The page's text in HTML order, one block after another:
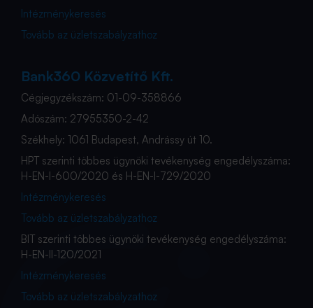
Intézménykeresés
Tovább az üzletszabályzathoz
Bank360 Közvetítő Kft.
Cégjegyzékszám: 01-09-358866
Adószám: 27955350-2-42
Székhely: 1061 Budapest, Andrássy út 10.
HPT szerinti többes ügynöki tevékenység engedélyszáma:
H-EN-I-600/2020 és H-EN-I-729/2020
Intézménykeresés
Tovább az üzletszabályzathoz
BIT szerinti többes ügynöki tevékenység engedélyszáma:
H-EN-II-120/2021
Intézménykeresés
Tovább az üzletszabályzathoz